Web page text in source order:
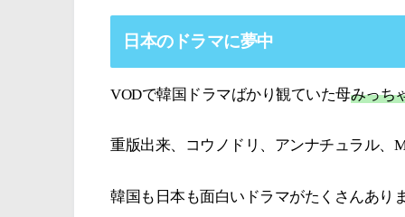
日本のドラマに夢中
VODで韓国ドラマばかり観ていた母みっち
重版出来、コウノドリ、アンナチュラル、
韓国も日本も面白いドラマがたくさんあり